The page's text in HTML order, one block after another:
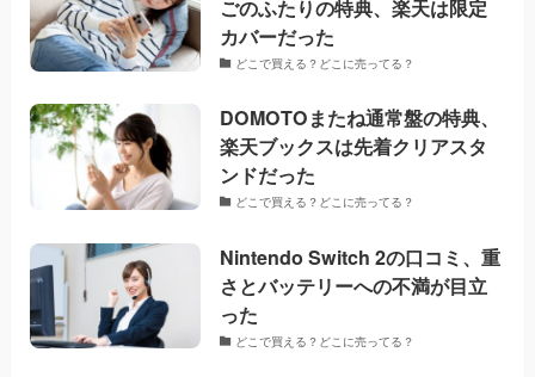
ごのふたりの特典、楽天は限定
カバーだった
どこで買える？どこに売ってる？
DOMOTOまたね通常盤の特典、
楽天ブックスは先着クリアスタ
ンドだった
どこで買える？どこに売ってる？
Nintendo Switch 2の口コミ、重
さとバッテリーへの不満が目立
った
どこで買える？どこに売ってる？